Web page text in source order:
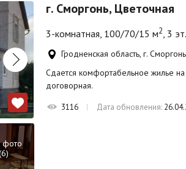
фото
г. Сморгонь, Цветочная
3-комнатная, 100/70/15 м2, 3
Гродненская область, г.
Сдается комфортабельное жилье
договорная.
3116 Дата обновления: